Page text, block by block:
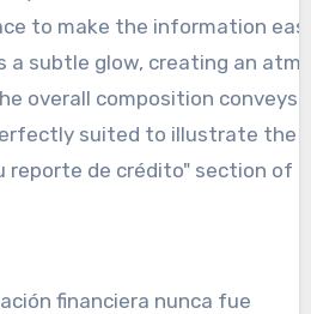
financiera nunca fue